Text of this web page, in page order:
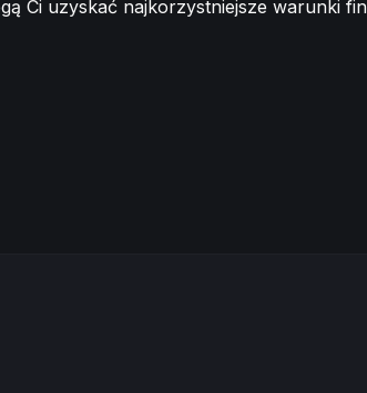
Ci uzyskać najkorzystniejsze warunki